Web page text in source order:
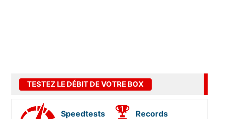
TESTEZ LE DÉBIT DE VOTRE BOX
Speedtests
Records